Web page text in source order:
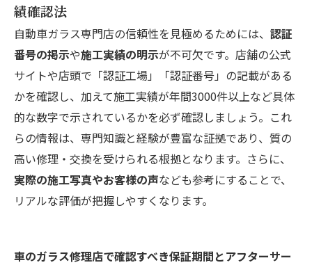
績確認法
自動車ガラス専門店の信頼性を見極めるためには、 認証
番号の掲示や施工実績の明示が不可欠です。店舗の公式
サイトや店頭で「認証工場」「認証番号」の記載がある
かを確認し、加えて施工実績が年間3000件以上など具体
的な数字で示されているかを必ず確認しましょう。これ
らの情報は、専門知識と経験が豊富な証拠であり、質の
高い修理・交換を受けられる根拠となります。さらに、
実際の施工写真やお客様の声なども参考にすることで、
リアルな評価が把握しやすくなります。
車のガラス修理店で確認すべき保証期間とアフターサー